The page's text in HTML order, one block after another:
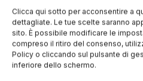
Clicca qui sotto per acconsentire a
dettagliate. Le tue scelte saranno
sito. È possibile modificare le
compreso il ritiro del consenso,
Policy o cliccando sul pulsante di
inferiore dello schermo.
EDICOLA WEB